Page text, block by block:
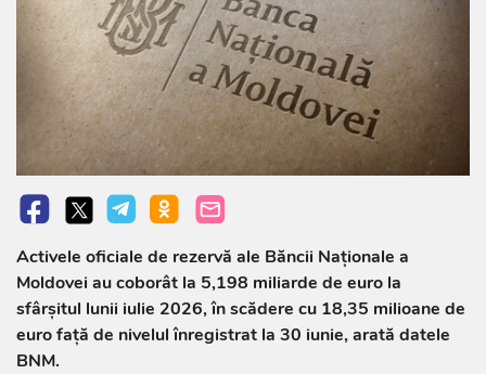
Activele oficiale de rezervă ale Băncii Naționale a
Moldovei au coborât la 5,198 miliarde de euro la
sfârșitul lunii iulie 2026, în scădere cu 18,35 milioane de
euro față de nivelul înregistrat la 30 iunie, arată datele
BNM.